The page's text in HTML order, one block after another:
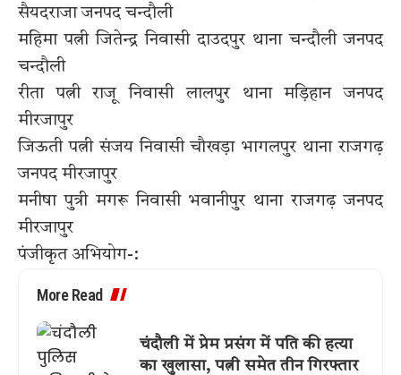
सैयदराजा जनपद चन्दौली
महिमा पत्नी जितेन्द्र निवासी दाउदपुर थाना चन्दौली जनपद
चन्दौली
रीता पत्नी राजू निवासी लालपुर थाना मड़िहान जनपद
मीरजापुर
जिऊती पत्नी संजय निवासी चौखड़ा भागलपुर थाना राजगढ़
जनपद मीरजापुर
मनीषा पुत्री मगरू निवासी भवानीपुर थाना राजगढ़ जनपद
मीरजापुर
पंजीकृत अभियोग-:
More Read
चंदौली में प्रेम प्रसंग में पति की हत्या
का खुलासा, पत्नी समेत तीन गिरफ्तार